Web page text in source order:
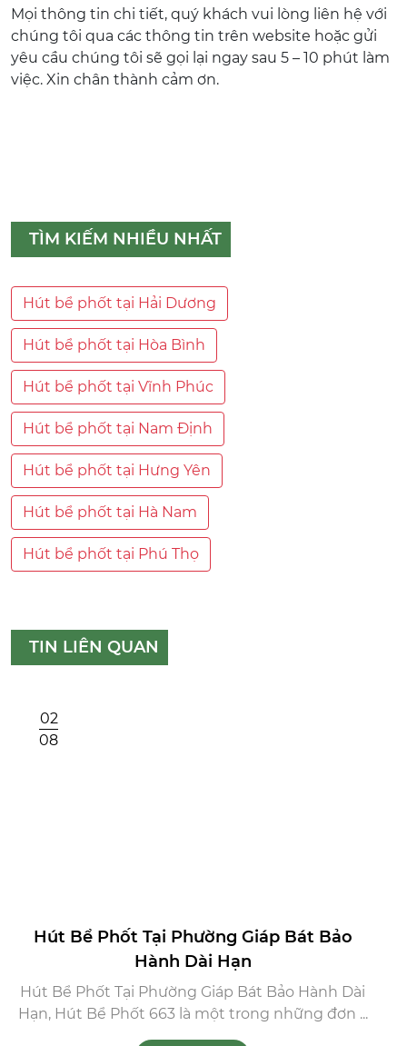
Mọi thông tin chi tiết, quý khách vui lòng liên hệ với
chúng tôi qua các thông tin trên website hoặc gửi
yêu cầu chúng tôi sẽ gọi lại ngay sau 5 – 10 phút làm
việc. Xin chân thành cảm ơn.
TÌM KIẾM NHIỀU NHẤT
Hút bể phốt tại Hải Dương
Hút bể phốt tại Hòa Bình
Hút bể phốt tại Vĩnh Phúc
Hút bể phốt tại Nam Định
Hút bể phốt tại Hưng Yên
Hút bể phốt tại Hà Nam
Hút bể phốt tại Phú Thọ
TIN LIÊN QUAN
02
08
Hút Bể Phốt Tại Phường Giáp Bát Bảo
Hành Dài Hạn
Hút Bể Phốt Tại Phường Giáp Bát Bảo Hành Dài
Hạn, Hút Bể Phốt 663 là một trong những đơn ...